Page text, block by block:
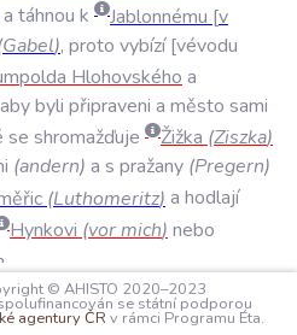
a táhnou k Jablonnému v
Gabel), proto vybízí vévodu
Hlohovského a
abybyli připraveni a město sami
se shromažďuje Žižka (Ziszka)
(andern) a s pražany (Pregern)
(Luthomeritz) a hodlají
Hynkovi (vormich) nebo
© AHISTO 2020–2023
se státní podporou
agentury ČR v rámci Programu Éta.